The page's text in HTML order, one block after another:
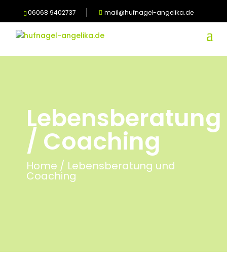
06068 9402737 mail@hufnagel-angelika.de
Lebensberatung
/ Coaching
Home / Lebensberatung und
Coaching